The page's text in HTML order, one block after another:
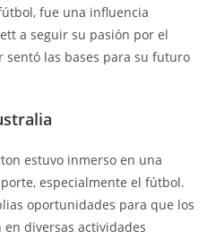
fue una influencia
a seguir su pasión por el
sentó las bases para su futuro
estuvo inmerso en una
especialmente el fútbol.
oportunidades para que los
diversas actividades